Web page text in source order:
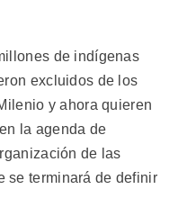
de indígenas
excluidos de los
y ahora quieren
la agenda de
de las
se terminará de definir